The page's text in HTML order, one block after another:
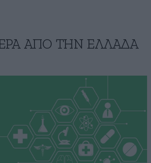
ΑΠΟ ΤΗΝ ΕΛΛΑΔΑ